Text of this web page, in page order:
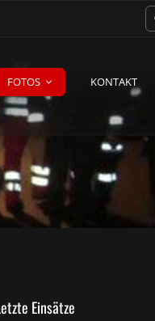
FOTOS KONTAKT
Einsätze